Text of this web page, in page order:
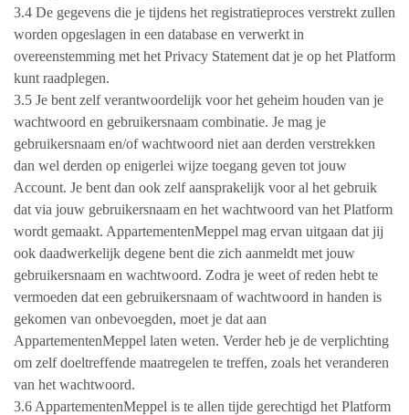
3.4 De gegevens die je tijdens het registratieproces verstrekt zullen
worden opgeslagen in een database en verwerkt in
overeenstemming met het Privacy Statement dat je op het Platform
kunt raadplegen.
3.5 Je bent zelf verantwoordelijk voor het geheim houden van je
wachtwoord en gebruikersnaam combinatie. Je mag je
gebruikersnaam en/of wachtwoord niet aan derden verstrekken
dan wel derden op enigerlei wijze toegang geven tot jouw
Account. Je bent dan ook zelf aansprakelijk voor al het gebruik
dat via jouw gebruikersnaam en het wachtwoord van het Platform
wordt gemaakt. AppartementenMeppel mag ervan uitgaan dat jij
ook daadwerkelijk degene bent die zich aanmeldt met jouw
gebruikersnaam en wachtwoord. Zodra je weet of reden hebt te
vermoeden dat een gebruikersnaam of wachtwoord in handen is
gekomen van onbevoegden, moet je dat aan
AppartementenMeppel laten weten. Verder heb je de verplichting
om zelf doeltreffende maatregelen te treffen, zoals het veranderen
van het wachtwoord.
3.6 AppartementenMeppel is te allen tijde gerechtigd het Platform